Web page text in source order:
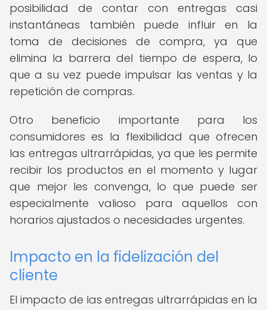
posibilidad de contar con entregas casi
instantáneas también puede influir en la
toma de decisiones de compra, ya que
elimina la barrera del tiempo de espera, lo
que a su vez puede impulsar las ventas y la
repetición de compras.
Otro beneficio importante para los
consumidores es la flexibilidad que ofrecen
las entregas ultrarrápidas, ya que les permite
recibir los productos en el momento y lugar
que mejor les convenga, lo que puede ser
especialmente valioso para aquellos con
horarios ajustados o necesidades urgentes.
Impacto en la fidelización del
cliente
El impacto de las entregas ultrarrápidas en la